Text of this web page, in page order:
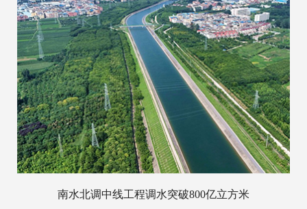
南水北调中线工程调水突破800亿立方米